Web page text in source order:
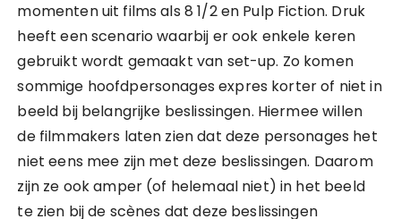
momenten uit films als 8 1/2 en Pulp Fiction. Druk
heeft een scenario waarbij er ook enkele keren
gebruikt wordt gemaakt van set-up. Zo komen
sommige hoofdpersonages expres korter of niet in
beeld bij belangrijke beslissingen. Hiermee willen
de filmmakers laten zien dat deze personages het
niet eens mee zijn met deze beslissingen. Daarom
zijn ze ook amper (of helemaal niet) in het beeld
te zien bij de scènes dat deze beslissingen